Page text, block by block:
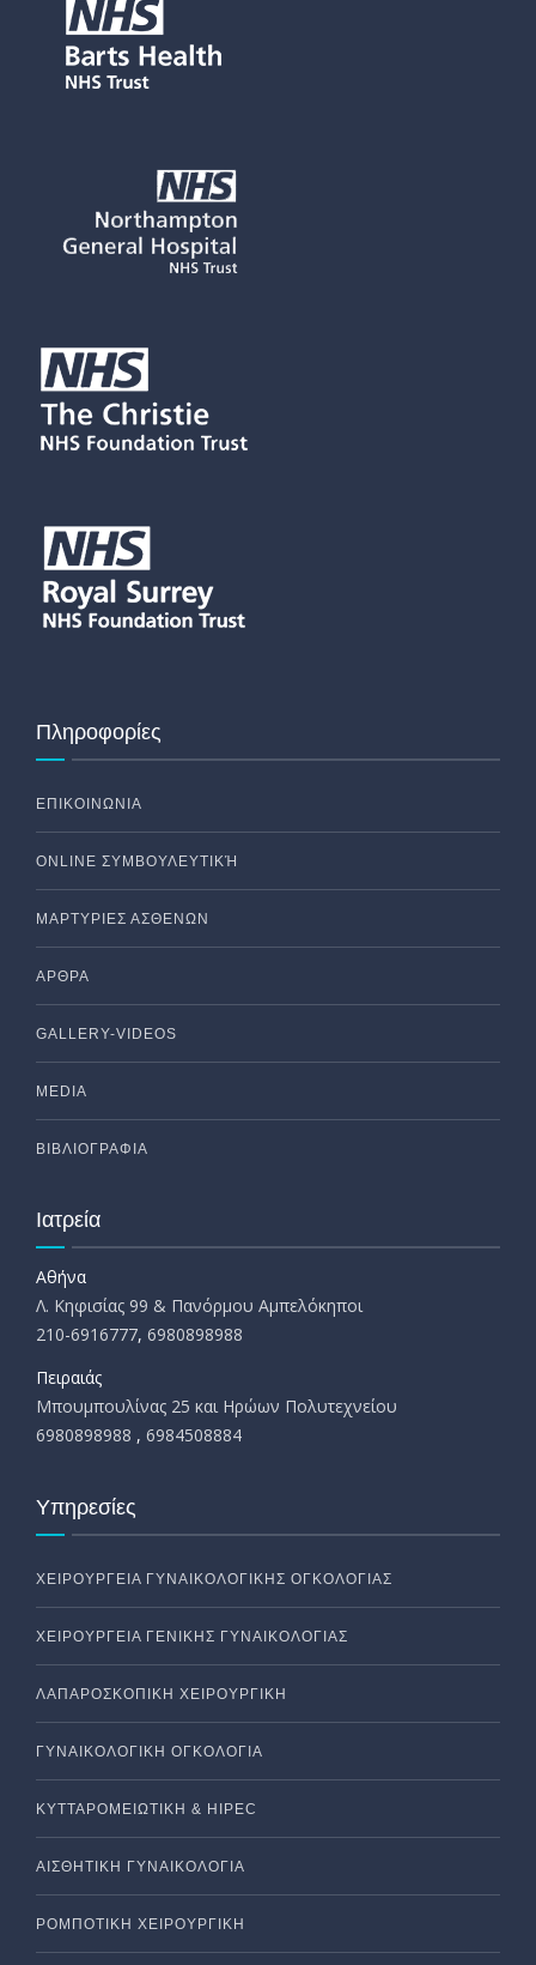
Πληροφορίες
ΕΠΙΚΟΙΝΩΝΙΑ
ONLINE ΣΥΜΒΟΥΛΕΥΤΙΚΉ
ΜΑΡΤΥΡΙΕΣ ΑΣΘΕΝΩΝ
ΑΡΘΡΑ
GALLERY-VIDEOS
MEDIA
ΒΙΒΛΙΟΓΡΑΦΙΑ
Ιατρεία
Αθήνα
Λ. Κηφισίας 99 & Πανόρμου Αμπελόκηποι
210-6916777, 6980898988
Πειραιάς
Μπουμπουλίνας 25 και Ηρώων Πολυτεχνείου
6980898988 , 6984508884
Υπηρεσίες
ΧΕΙΡΟΥΡΓΕΙΑ ΓΥΝΑΙΚΟΛΟΓΙΚΗΣ ΟΓΚΟΛΟΓΙΑΣ
ΧΕΙΡΟΥΡΓΕΙΑ ΓΕΝΙΚΗΣ ΓΥΝΑΙΚΟΛΟΓΙΑΣ
ΛΑΠΑΡΟΣΚΟΠΙΚΗ ΧΕΙΡΟΥΡΓΙΚΗ
ΓΥΝΑΙΚΟΛΟΓΙΚΗ ΟΓΚΟΛΟΓΙΑ
ΚΥΤΤΑΡΟΜΕΙΩΤΙΚΗ & HIPEC
ΑΙΣΘΗΤΙΚΗ ΓΥΝΑΙΚΟΛΟΓΙΑ
ΡΟΜΠΟΤΙΚΗ ΧΕΙΡΟΥΡΓΙΚΗ